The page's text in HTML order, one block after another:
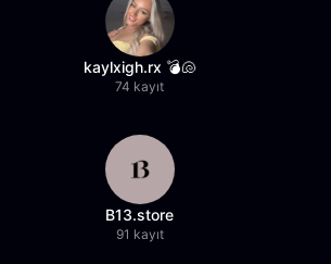
kaylxigh.rx 💣🐚
74 kayıt
B13.store
91 kayıt